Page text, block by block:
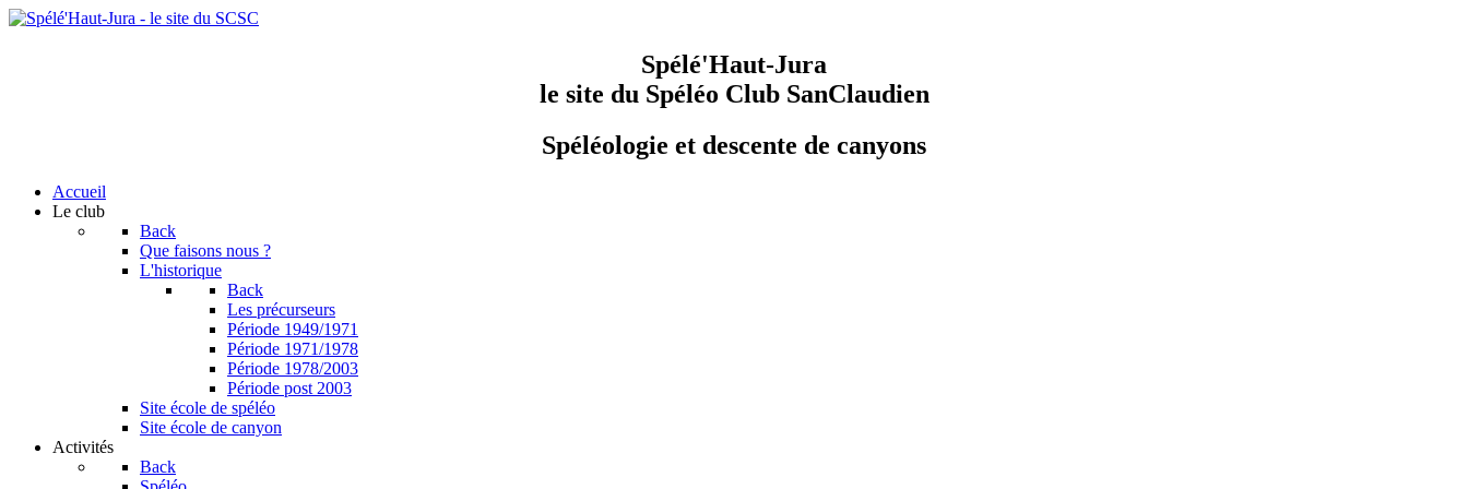
Spélé'Haut-Jura
le site du Spéléo Club SanClaudien
Spéléologie et descente de canyons
Accueil
Le club
Back
Que faisons nous ?
L'historique
Back
Les précurseurs
Période 1949/1971
Période 1971/1978
Période 1978/2003
Période post 2003
Site école de spéléo
Site école de canyon
Activités
Back